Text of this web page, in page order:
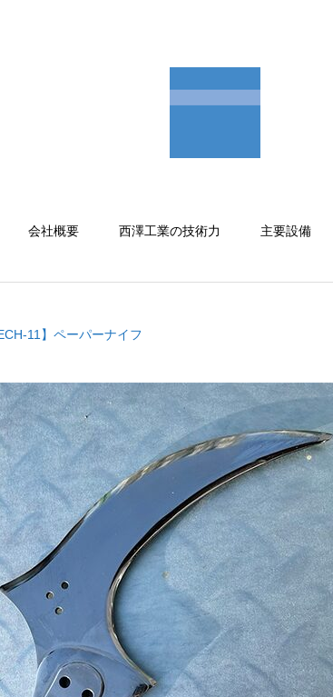
会社概要 西澤工業の技術力 主要設備
11】ペーパーナイフ